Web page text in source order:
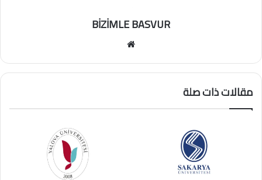
BİZİMLE BASVUR
مقالات ذات صلة